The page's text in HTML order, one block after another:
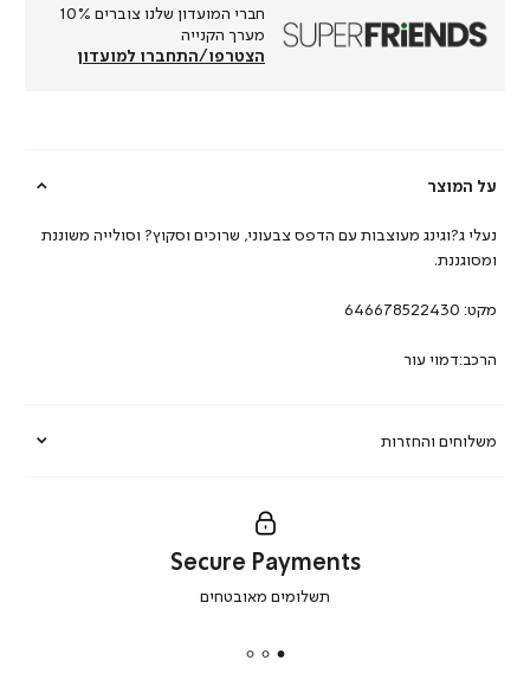
חברי המועדון שלנו צוברים 10%
מערך הקנייה
הצטרפו/התחברו למועדון
על המוצר
משלוחים והחזרות
נעלי ג?וגינג מעוצבות עם הדפס צבעוני, שרוכים וסקוץ? וסולייה משוננת
ומסוגננת.
מקט: 646678522430
הרכב:דמוי עור
secure
Secure Payments
תשלומים מאובטחים